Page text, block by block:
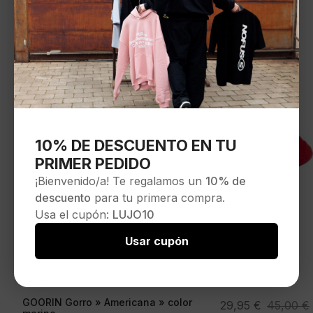
GOORIN Gorro » Americana » color
45,00€
El
29,95 €
El
10% DE DESCUENTO EN TU
PRIMER PEDIDO
¡Bienvenido/a! Te regalamos un 10% de
descuento para tu primera compra.
Usa el cupón: LUJO10
Usar cupón